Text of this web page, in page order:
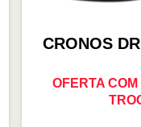
CRONOS
OFERTA